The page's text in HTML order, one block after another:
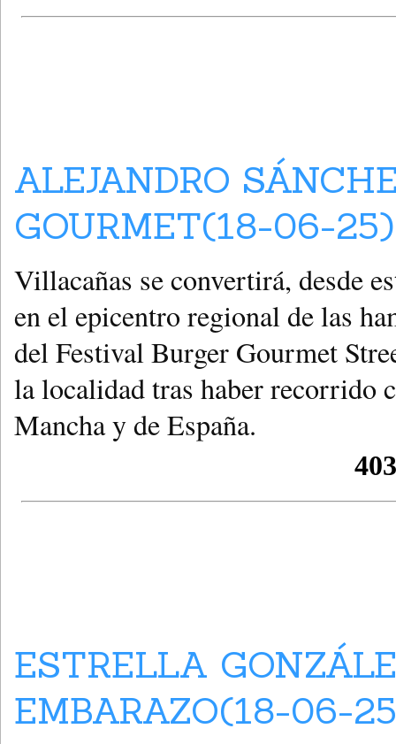
ALEJANDRO
GOURMET(18-06-25)
Villacañas se convertirá, desde
en el epicentro regional de las
del Festival Burger Gourmet
la localidad tras haber recorrido
Mancha y de España.
ESTRELLA
EMBARAZO(18-06-